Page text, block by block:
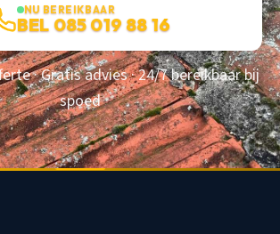
NU BEREIKBAAR
BEL 085 019 88 16
· Gratis advies · 24/7 bereikbaar bij
spoed